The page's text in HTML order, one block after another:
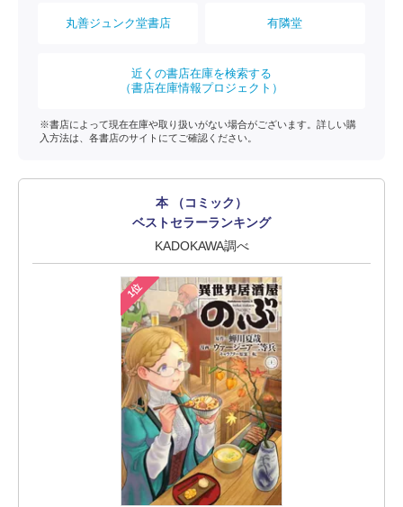
丸善ジュンク堂書店 有隣堂
近くの書店在庫を検索する
（書店在庫情報プロジェクト）
※書店によって現在在庫や取り扱いがない場合がございます。詳しい購
入方法は、各書店のサイトにてご確認ください。
本 （コミック）
ベストセラーランキング
KADOKAWA調べ
1位